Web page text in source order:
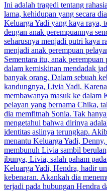
Ini adalah tragedi tentang
lama, kehidupan yang secara
Keluarga Yadi yang kaya raya,
dengan anak perempuannya
seharusnya menjadi putri kaya
menjadi anak perempuan
Sementara itu, anak
dalam kemiskinan mendadak
banyak orang. Dalam sebuah
kandungnya, Livia Yadi.
membawanya masuk ke dalam
pelayan yang bernama Chika,
dia memfitnah Sonia. Tak
mengetahui bahwa dirinya
identitas aslinya terungkap.
menantu Keluarga Yadi,
membunuh Livia sambil
ibunya, Livia, salah paham
Keluarga Yadi, Hendra, hadir
kebenaran. Akankah dia
terjadi pada hubungan Hendra